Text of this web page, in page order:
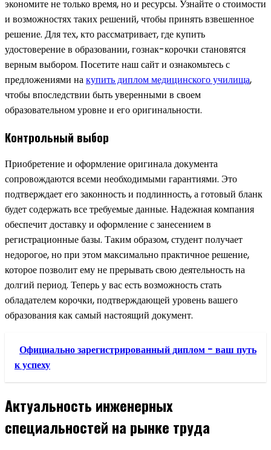
экономите не только время, но и ресурсы. Узнайте о стоимости
и возможностях таких решений, чтобы принять взвешенное
решение. Для тех, кто рассматривает, где купить
удостоверение в образовании, гознак-корочки становятся
верным выбором. Посетите наш сайт и ознакомьтесь с
предложениями накупить диплом медицинского училища,
чтобы впоследствии быть уверенными в своем
образовательном уровне и его оригинальности.
Контрольный выбор
Приобретение и оформление оригинала документа
сопровождаются всеми необходимыми гарантиями. Это
подтверждает его законность и подлинность, а готовый бланк
будет содержать все требуемые данные. Надежная компания
обеспечит доставку и оформление с занесением в
регистрационные базы. Таким образом, студент получает
недорогое, но при этом максимально практичное решение,
которое позволит ему не прерывать свою деятельность на
долгий период. Теперь у вас есть возможность стать
обладателем корочки, подтверждающей уровень вашего
образования как самый настоящий документ.
Официально зарегистрированный диплом - ваш путь
к успеху
Актуальность инженерных
специальностей на рынке труда